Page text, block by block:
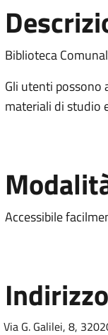
Biblioteca
Gli utenti possono
materiali di studio
Accessibile
Indirizzo
Via G. Galilei, 8,